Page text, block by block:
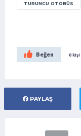
TURUNCU OTOBÜS
Beğen 0 kişi
PAYLAŞ